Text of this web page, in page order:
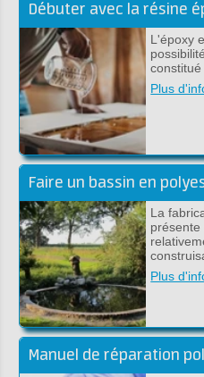
Débuter avec la résine
L'époxy
Plus
Faire un bassin en
La
Plus
Manuel de réparation